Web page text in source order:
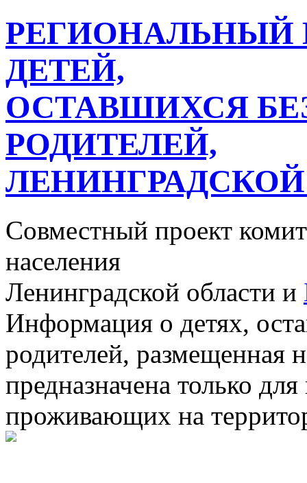
РЕГИОНАЛЬНЫЙ
ДЕТЕЙ,
ОСТАВШИХСЯ
РОДИТЕЛЕЙ,
Совместный проект
населения
Ленинградской области и
Информация о детях,
родителей, размещенная
предназначена только
проживающих на